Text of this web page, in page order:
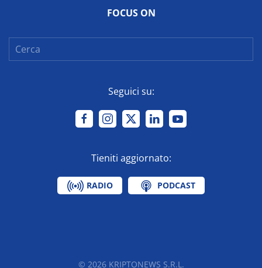
FOCUS ON
Seguici su:
Tieniti aggiornato:
RADIO PODCAST
© 2026KRIPTONEWS S.R.L.